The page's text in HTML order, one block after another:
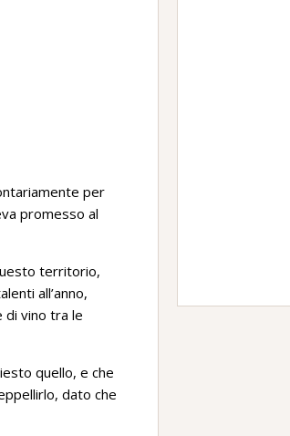
per
promesso al
territorio,
all’anno,
di vino tra le
quello, e che
dato che